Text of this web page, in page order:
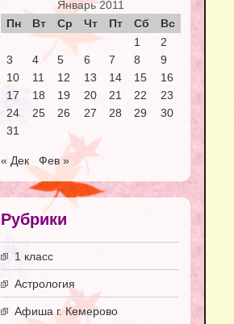
Январь 2011
Пн
Вт Ср Чт Пт Сб
Вс
1
2
3
4 5 6 7 8
9
10
11 12 13 14 15
16
17
18 19 20 21 22
23
24
25 26 27 28 29
30
31
« Дек Фев »
Рубрики
1 класс
Астрология
Афиша г. Кемерово